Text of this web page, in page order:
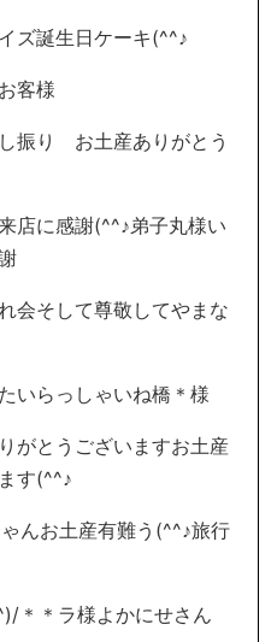
ズ誕生日ケーキ(^^♪
客様
振り お土産ありがとう
店に感謝(^^♪弟子丸様い
会そして尊敬してやまな
いらっしゃいね橋＊様
がとうございますお土産
す(^^♪
んお土産有難う(^^♪旅行
＊＊ラ様よかにせさん